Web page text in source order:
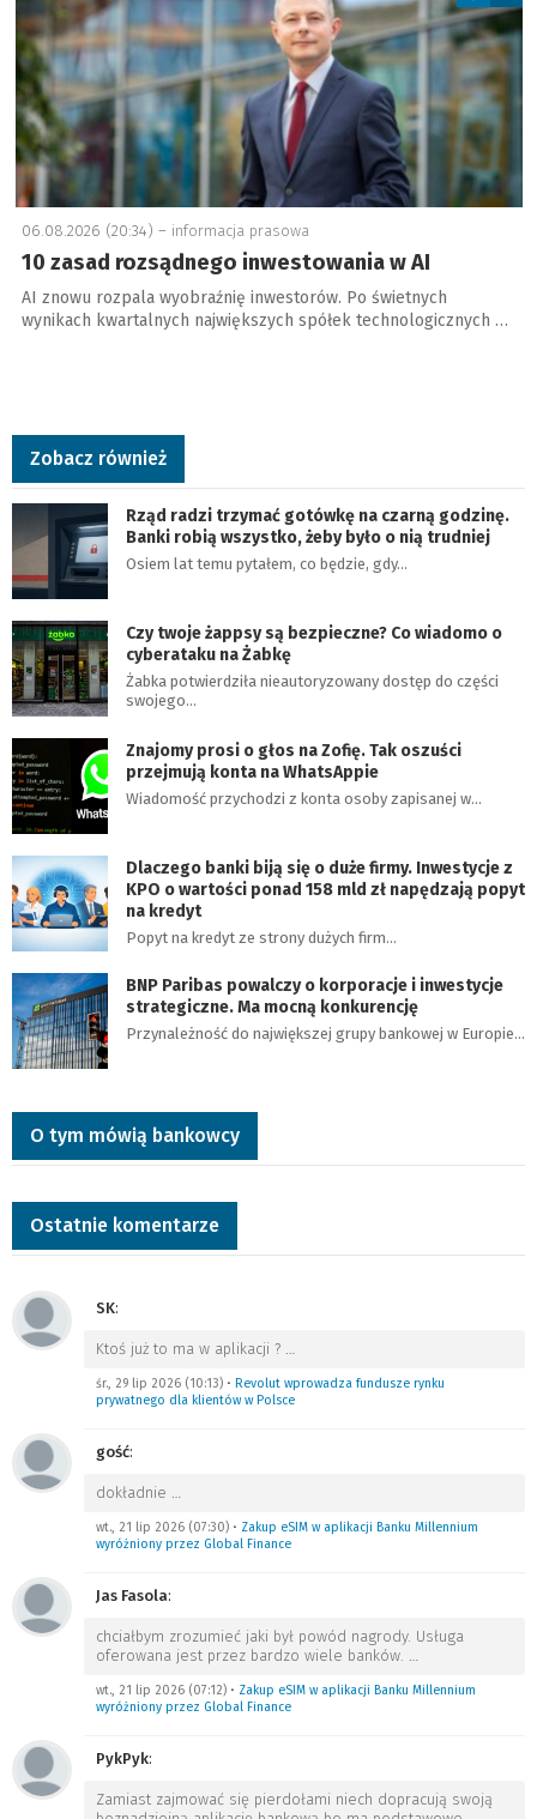
06.08.2026 (20:34) – informacja prasowa
10 zasad rozsądnego inwestowania w AI
AI znowu rozpala wyobraźnię inwestorów. Po świetnych
wynikach kwartalnych największych spółek technologicznych …
Zobacz również
Rząd radzi trzymać gotówkę na czarną godzinę.
Banki robią wszystko, żeby było o nią trudniej
Osiem lat temu pytałem, co będzie, gdy…
Czy twoje żappsy są bezpieczne? Co wiadomo o
cyberataku na Żabkę
Żabka potwierdziła nieautoryzowany dostęp do części
swojego…
Znajomy prosi o głos na Zofię. Tak oszuści
przejmują konta na WhatsAppie
Wiadomość przychodzi z konta osoby zapisanej w…
Dlaczego banki biją się o duże firmy. Inwestycje z
KPO o wartości ponad 158 mld zł napędzają popyt
na kredyt
Popyt na kredyt ze strony dużych firm…
BNP Paribas powalczy o korporacje i inwestycje
strategiczne. Ma mocną konkurencję
Przynależność do największej grupy bankowej w Europie…
O tym mówią bankowcy
Ostatnie komentarze
SK:
Ktoś już to ma w aplikacji ? …
śr., 29 lip 2026 (10:13) • Revolut wprowadza fundusze rynku
prywatnego dla klientów w Polsce
gość:
dokładnie …
wt., 21 lip 2026 (07:30) • Zakup eSIM w aplikacji Banku Millennium
wyróżniony przez Global Finance
Jas Fasola:
chciałbym zrozumieć jaki był powód nagrody. Usługa
oferowana jest przez bardzo wiele banków. …
wt., 21 lip 2026 (07:12) • Zakup eSIM w aplikacji Banku Millennium
wyróżniony przez Global Finance
PykPyk:
Zamiast zajmować się pierdołami niech dopracują swoją